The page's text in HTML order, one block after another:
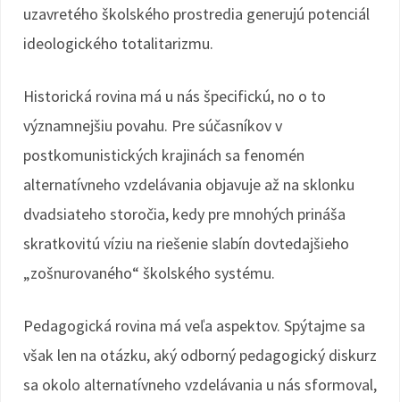
uzavretého školského prostredia generujú potenciál
ideologického totalitarizmu.
Historická rovina má u nás špecifickú, no o to
významnejšiu povahu. Pre súčasníkov v
postkomunistických krajinách sa fenomén
alternatívneho vzdelávania objavuje až na sklonku
dvadsiateho storočia, kedy pre mnohých prináša
skratkovitú víziu na riešenie slabín dovtedajšieho
„zošnurovaného“ školského systému.
Pedagogická rovina má veľa aspektov. Spýtajme sa
však len na otázku, aký odborný pedagogický diskurz
sa okolo alternatívneho vzdelávania u nás sformoval,